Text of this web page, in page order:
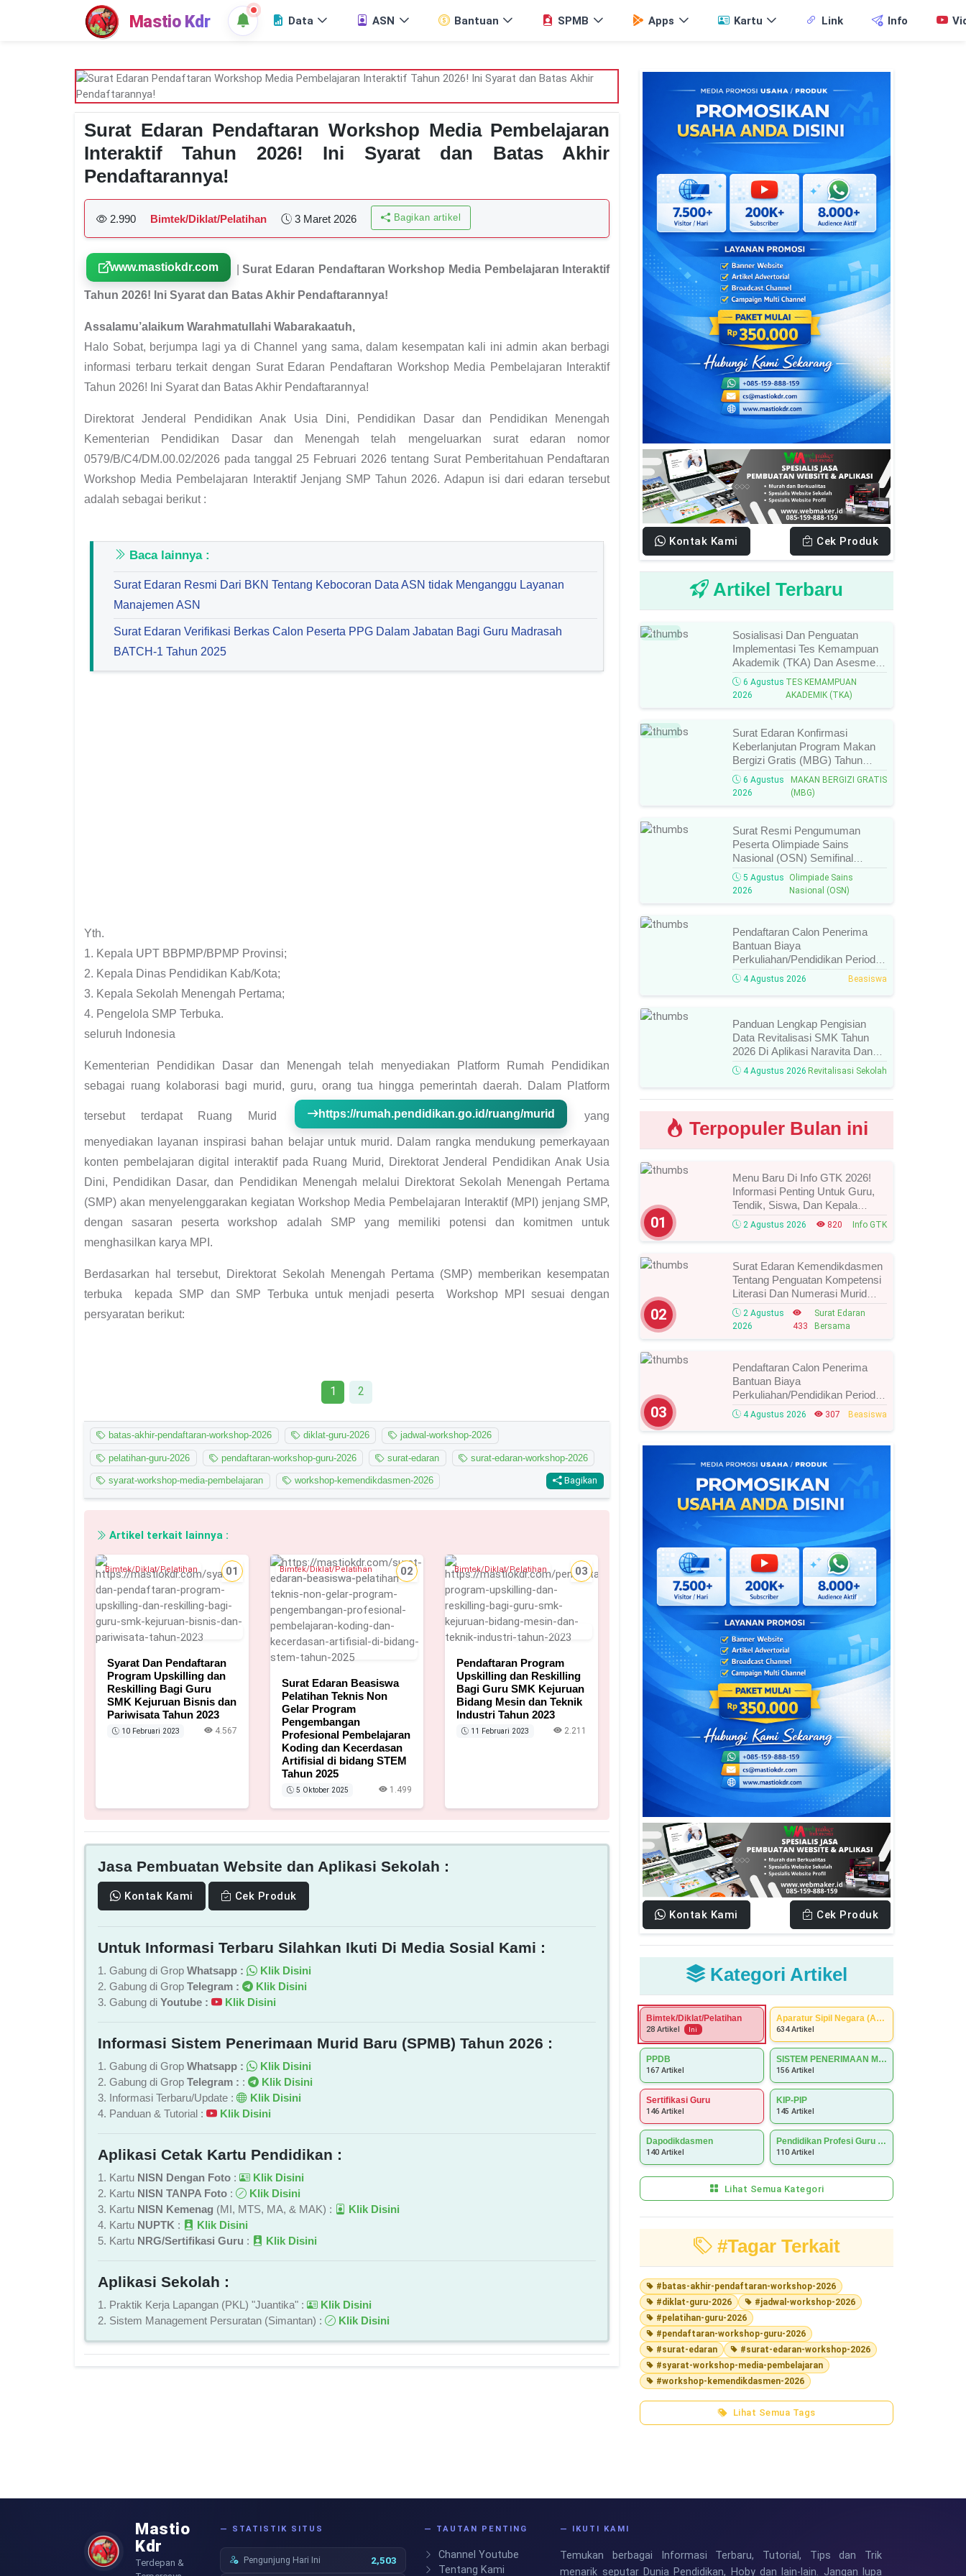
Mastio Kdr Data ASN Bantuan SPMB Apps Kartu Link Info
Surat Edaran Pendaftaran Workshop Media Pembelajaran
Interaktif Tahun 2026! Ini Syarat dan Batas Akhir
Pendaftarannya!
2.990 Bimtek/Diklat/Pelatihan 3 Maret 2026 Bagikan artikel
www.mastiokdr.com |Surat Edaran Pendaftaran Workshop Media Pembelajaran Interaktif
Tahun 2026! Ini Syarat dan Batas Akhir Pendaftarannya!
Assalamu’alaikum Warahmatullahi Wabarakaatuh,
Halo Sobat, berjumpa lagi ya di Channel yang sama, dalam kesempatan kali ini admin akan berbagi
informasi terbaru terkait dengan Surat Edaran Pendaftaran Workshop Media Pembelajaran Interaktif
Tahun 2026! Ini Syarat dan Batas Akhir Pendaftarannya!
Direktorat Jenderal Pendidikan Anak Usia Dini, Pendidikan Dasar dan Pendidikan Menengah
Kementerian Pendidikan Dasar dan Menengah telah mengeluarkan surat edaran nomor
0579/B/C4/DM.00.02/2026 pada tanggal 25 Februari 2026 tentang Surat Pemberitahuan Pendaftaran
Workshop Media Pembelajaran Interaktif Jenjang SMP Tahun 2026. Adapun isi dari edaran tersebut
adalah sebagai berikut :
Baca lainnya :
Surat Edaran Resmi Dari BKN Tentang Kebocoran Data ASN tidak Menganggu Layanan
Manajemen ASN
Surat Edaran Verifikasi Berkas Calon Peserta PPG Dalam Jabatan Bagi Guru Madrasah
BATCH-1 Tahun 2025
Yth.
1. Kepala UPT BBPMP/BPMP Provinsi;
2. Kepala Dinas Pendidikan Kab/Kota;
3. Kepala Sekolah Menengah Pertama;
4. Pengelola SMP Terbuka.
seluruh Indonesia
Kementerian Pendidikan Dasar dan Menengah telah menyediakan Platform Rumah Pendidikan
sebagai ruang kolaborasi bagi murid, guru, orang tua hingga pemerintah daerah. Dalam Platform
tersebut terdapat Ruang Murid https://rumah.pendidikan.go.id/ruang/murid yang
menyediakan layanan inspirasi bahan belajar untuk murid. Dalam rangka mendukung pemerkayaan
konten pembelajaran digital interaktif pada Ruang Murid, Direktorat Jenderal Pendidikan Anak Usia
Dini, Pendidikan Dasar, dan Pendidikan Menengah melalui Direktorat Sekolah Menengah Pertama
(SMP) akan menyelenggarakan kegiatan Workshop Media Pembelajaran Interaktif (MPI) jenjang SMP,
dengan sasaran peserta workshop adalah SMP yang memiliki potensi dan komitmen untuk
menghasilkan karya MPI.
Berdasarkan hal tersebut, Direktorat Sekolah Menengah Pertama (SMP) memberikan kesempatan
terbuka kepada SMP dan SMP Terbuka untuk menjadi peserta Workshop MPI sesuai dengan
persyaratan berikut:
1 2
batas-akhir-pendaftaran-workshop-2026 diklat-guru-2026 jadwal-workshop-2026
pelatihan-guru-2026 pendaftaran-workshop-guru-2026 surat-edaran surat-edaran-workshop-2026
syarat-workshop-media-pembelajaran workshop-kemendikdasmen-2026 Bagikan
Artikel terkait lainnya :
10 Februari 2023
01
Bimtek/Diklat/Pelatihan
Syarat Dan Pendaftaran
Program Upskilling dan
Reskilling Bagi Guru
SMK Kejuruan Bisnis dan
Pariwisata Tahun 2023
10 Februari 2023 4.567
02
Bimtek/Diklat/Pelatihan
Surat Edaran Beasiswa
Pelatihan Teknis Non
Gelar Program
Pengembangan
Profesional Pembelajaran
Koding dan Kecerdasan
Artifisial di bidang STEM
Tahun 2025
5 Oktober 2025 1.499
11 Februari 2023
03
Bimtek/Diklat/Pelatihan
Pendaftaran Program
Upskilling dan Reskilling
Bagi Guru SMK Kejuruan
Bidang Mesin dan Teknik
Industri Tahun 2023
11 Februari 2023 2.211
Jasa Pembuatan Website dan Aplikasi Sekolah :
Kontak Kami Cek Produk
Untuk Informasi Terbaru Silahkan Ikuti Di Media Sosial Kami :
1. Gabung di Grop Whatsapp :
Klik Disini
2. Gabung di Grop Telegram :
Klik Disini
3. Gabung di Youtube : Klik Disini
Informasi Sistem Penerimaan Murid Baru (SPMB) Tahun 2026 :
1. Gabung di Grop Whatsapp :
Klik Disini
2. Gabung di Grop Telegram : :
Klik Disini
3. Informasi Terbaru/Update :
Klik Disini
4. Panduan & Tutorial :
Klik Disini
Aplikasi Cetak Kartu Pendidikan :
1. Kartu NISN Dengan Foto :
Klik Disini
2. Kartu NISN TANPA Foto :
Klik Disini
3. Kartu NISN Kemenag (MI, MTS, MA, & MAK) :
Klik Disini
4. Kartu NUPTK :
Klik Disini
5. Kartu NRG/Sertifikasi Guru : Klik Disini
Aplikasi Sekolah :
1. Praktik Kerja Lapangan (PKL) "Juantika" :
Klik Disini
2. Sistem Management Persuratan (Simantan) :
Klik Disini
Kontak Kami Cek Produk
Artikel Terbaru
Baru
Sosialisasi Dan Penguatan
Implementasi Tes Kemampuan
Akademik (TKA) Dan Asesmen
Nasional (AN) Jenjang SMK
Tahun 2026, Ini Jadwal, Materi,
Dan Link Mengikutinya!
6 Agustus
2026
TES KEMAMPUAN
AKADEMIK (TKA)
Baru
Surat Edaran Konfirmasi
Keberlanjutan Program Makan
Bergizi Gratis (MBG) Tahun
2026, Ini Syarat, Prosedur,
Batas Waktu, Dan Cara
Konfirmasinya!
6 Agustus
2026
MAKAN BERGIZI GRATIS
(MBG)
Surat Resmi Pengumuman
Peserta Olimpiade Sains
Nasional (OSN) Semifinal
Jenjang
SMA/MA/SMK/MAK/Sederajat
Tahun 2026, Cek Daftar Nama
Jadwal Selanjutnya!
5 Agustus
2026
Olimpiade Sains
Nasional (OSN)
Pendaftaran Calon Penerima
Bantuan Biaya
Perkuliahan/Pendidikan Periode
Agustus 2026 Resmi Dibuka,
Simak Syarat Dan Jadwal
Lengkapnya
4 Agustus 2026 Beasiswa
Panduan Lengkap Pengisian
Data Revitalisasi SMK Tahun
2026 Di Aplikasi Naravita Dan
Takola4 Agustus 2026 Revitalisasi Sekolah
Terpopuler Bulan ini
01
Menu Baru Di Info GTK 2026!
Informasi Penting Untuk Guru,
Tendik, Siswa, Dan Kepala
Sekolah, Segera Cek Ini Batas
Waktunya!
2 Agustus 2026 820 Info GTK
02
Surat Edaran Kemendikdasmen
Tentang Penguatan Kompetensi
Literasi Dan Numerasi Murid
Tahun 2026, Ini Strategi Dan
Alurnya
2 Agustus
2026
433
Surat Edaran
Bersama
03
Pendaftaran Calon Penerima
Bantuan Biaya
Perkuliahan/Pendidikan Periode
Agustus 2026 Resmi Dibuka,
Simak Syarat Dan Jadwal
Lengkapnya
4 Agustus 2026 307 Beasiswa
Kontak Kami Cek Produk
Kategori Artikel
Bimtek/Diklat/Pelatihan
28 Artikel Ini
Aparatur Sipil Negara (ASN)
634 Artikel
PPDB
167 Artikel
SISTEM PENERIMAAN MURID BARU (SPMB)
156 Artikel
Sertifikasi Guru
146 Artikel
KIP-PIP
145 Artikel
Dapodikdasmen
140 Artikel
Pendidikan Profesi Guru (PPG)
110 Artikel
Lihat Semua Kategori
#Tagar Terkait
#batas-akhir-pendaftaran-workshop-2026
#diklat-guru-2026
#jadwal-workshop-2026
#pelatihan-guru-2026
#pendaftaran-workshop-guru-2026
#surat-edaran
#surat-edaran-workshop-2026
#syarat-workshop-media-pembelajaran
#workshop-kemendikdasmen-2026
Lihat Semua Tags
Mastio
Kdr
Terdepan &
— STATISTIK SITUS
Pengunjung Hari Ini 2,503
— TAUTAN PENTING
Channel Youtube
Tentang Kami
— IKUTI KAMI
Temukan berbagai Informasi Terbaru, Tutorial, Tips dan Trik
menarik seputar Dunia Pendidikan, Hoby dan lain-lain. Jangan lupa